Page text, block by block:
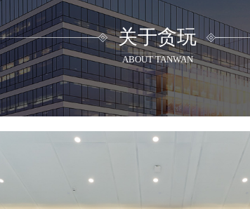
关于贪玩
ABOUT TANWAN